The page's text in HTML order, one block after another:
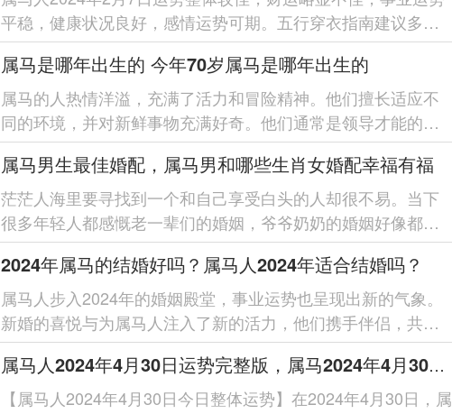
平稳，健康状况良好，感情运势可期。五行穿衣指南建议多穿
青色或者蓝色的衣服，以及配饰金饰...
属马是哪年出生的 今年70岁属马是哪年出生的
属马的人热情洋溢，充满了活力和冒险精神。他们擅长适应不
同的环境，并对新鲜事物充满好奇。他们通常是领导才能的
人，能够迅速地应对挑战并采取行...
属马男生最佳婚配，属马男和哪些生肖女婚配幸福有福
茫茫人海里要寻找到一个和自己享受白头的人却很不易。当下
很多年轻人都感慨老一辈们的婚姻，爷爷奶奶的婚姻好像都可
以相濡以沫白首到老。其实...
2024年属马的结婚好吗？属马人2024年适合结婚吗？
属马人步入2024年的婚姻殿堂，事业运势也呈现出新的气象。
新婚的喜悦与为属马人注入了新的活力，他们携手伴侣，共同
规划未来的职业蓝图。婚后属马...
属马人2024年4月30日运势完整版，属马2024年4月30日今日运势如何
【属马人2024年4月30日今日整体运势】在2024年4月30日，属